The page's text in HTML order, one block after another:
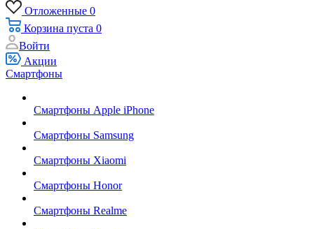
Отложенные 0
Корзина пуста 0
Войти
Акции
Смартфоны
Смартфоны Apple iPhone
Смартфоны Samsung
Смартфоны Xiaomi
Смартфоны Honor
Смартфоны Realme